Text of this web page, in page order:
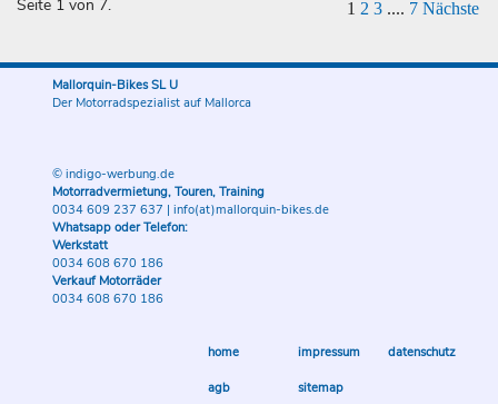
Seite 1 von 7. 1 2 3 .... 7 Nächste
Mallorquin-Bikes SL U
Der Motorradspezialist auf Mallorca
© indigo-werbung.de
Motorradvermietung, Touren, Training
0034 609 237 637 | info(at)mallorquin-bikes.de
Whatsapp oder Telefon:
Werkstatt
0034 608 670 186
Verkauf Motorräder
0034 608 670 186
home impressum datenschutz
agb sitemap